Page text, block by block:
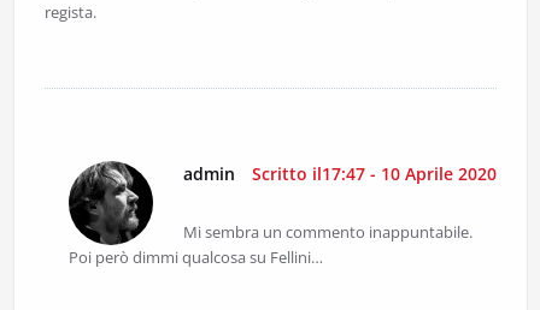
regista.
admin Scritto il17:47 - 10 Aprile 2020
Mi sembra un commento inappuntabile.
Poi però dimmi qualcosa su Fellini…